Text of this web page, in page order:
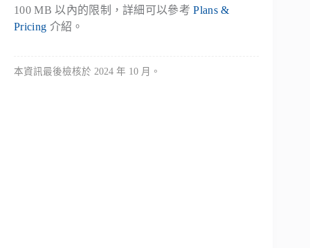
100 MB 以內的限制，詳細可以參考Plans &
Pricing 介紹。
本資訊最後檢核於 2024 年 10 月。